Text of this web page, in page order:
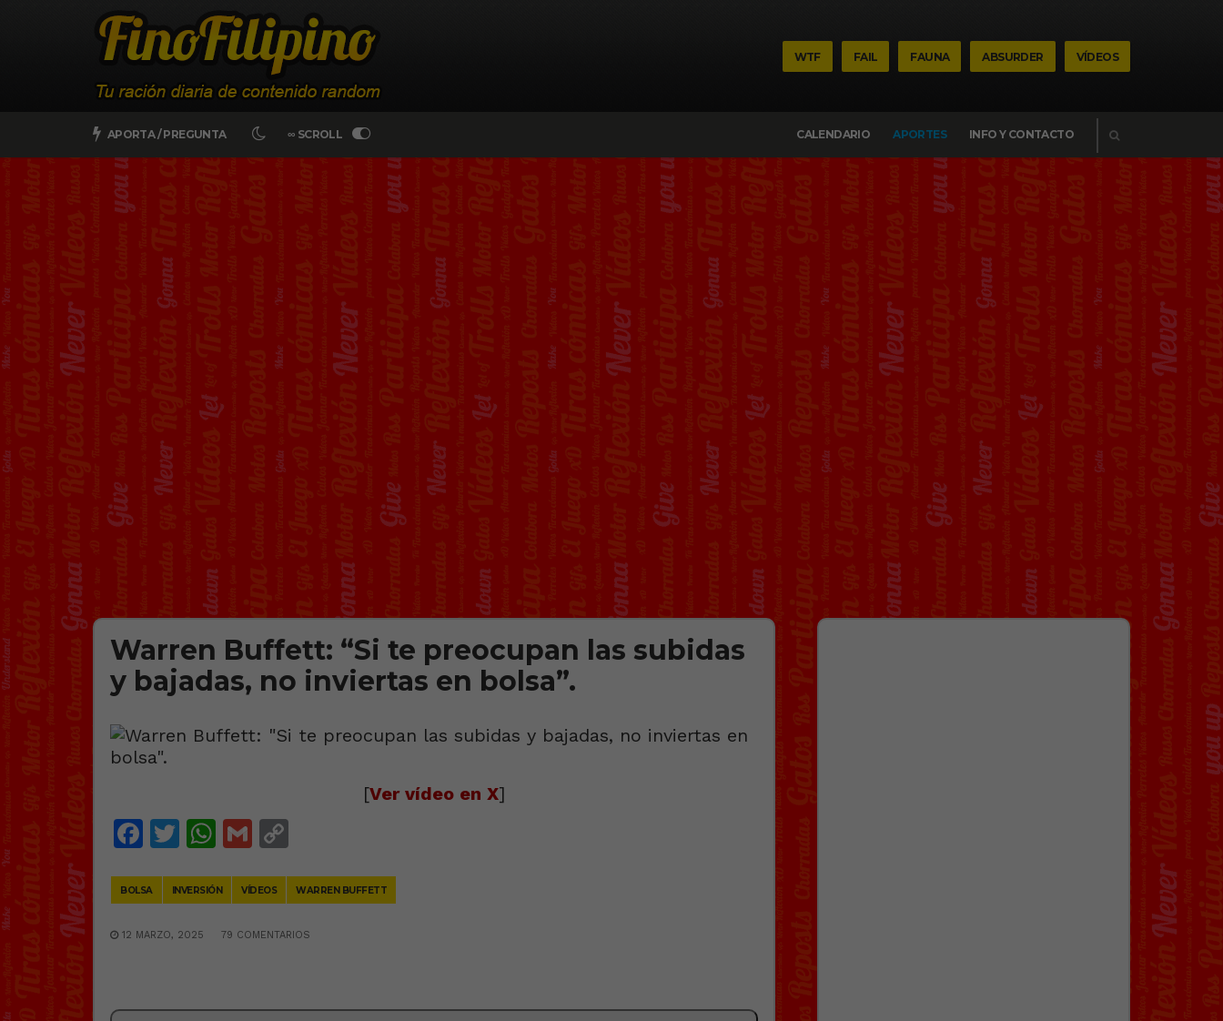
WTF FAIL FAUNA ABSURDER VÍDEOS
APORTA / PREGUNTA ∞ SCROLL
BUSCAR
CALENDARIO
APORTES INFO Y CONTACTO
Warren Buffett: “Si te preocupan las subidas
y bajadas, no inviertas en bolsa”.
[Ver vídeo en X]
Facebook
Twitter
WhatsApp
Gmail
BOLSA INVERSIÓN VÍDEOS WARREN BUFFETT
12 MARZO, 2025 79 COMENTARIOS